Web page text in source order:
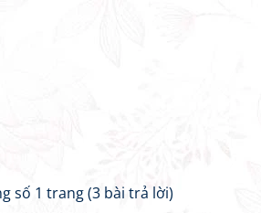
số 1 trang (3 bài trả lời)